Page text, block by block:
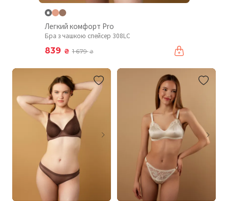
Легкий комфорт Pro
Бра з чашкою спейсер 308LC
839 ₴ 1 679₴